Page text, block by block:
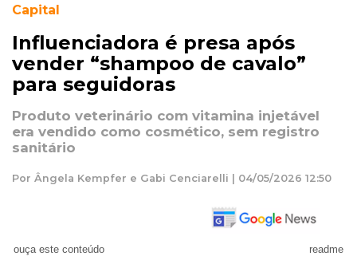
Capital
Influenciadora é presa após
vender “shampoo de cavalo”
para seguidoras
Produto veterinário com vitamina injetável
era vendido como cosmético, sem registro
sanitário
Por Ângela Kempfer e Gabi Cenciarelli | 04/05/2026 12:50
ouça este conteúdo readme